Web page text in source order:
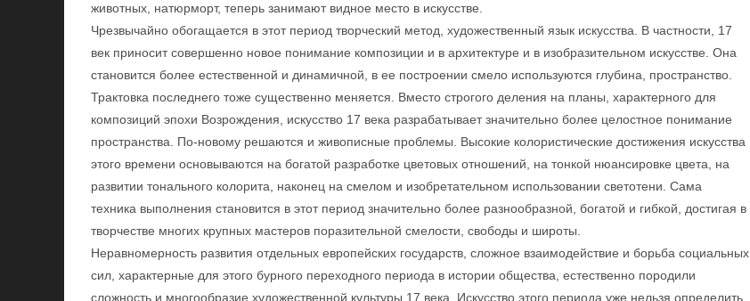
животных, натюрморт, теперь занимают видное место в искусстве.
Чрезвычайно обогащается в этот период творческий метод, художественный язык искусства. В частности, 17
век приносит совершенно новое понимание композиции и в архитектуре и в изобразительном искусстве. Она
становится более естественной и динамичной, в ее построении смело используются глубина, пространство.
Трактовка последнего тоже существенно меняется. Вместо строгого деления на планы, характерного для
композиций эпохи Возрождения, искусство 17 века разрабатывает значительно более целостное понимание
пространства. По-новому решаются и живописные проблемы. Высокие колористические достижения искусства
этого времени основываются на богатой разработке цветовых отношений, на тонкой нюансировке цвета, на
развитии тонального колорита, наконец на смелом и изобретательном использовании светотени. Сама
техника выполнения становится в этот период значительно более разнообразной, богатой и гибкой, достигая в
творчестве многих крупных мастеров поразительной смелости, свободы и широты.
Неравномерность развития отдельных европейских государств, сложное взаимодействие и борьба социальных
сил, характерные для этого бурного переходного периода в истории общества, естественно породили
сложность и многообразие художественной культуры 17 века. Искусство этого периода уже нельзя определить